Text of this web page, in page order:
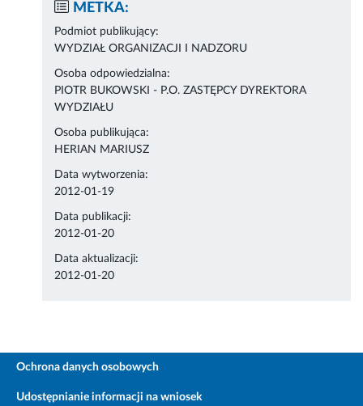
METKA:
Podmiot publikujący:
WYDZIAŁ ORGANIZACJI I NADZORU
Osoba odpowiedzialna:
PIOTR BUKOWSKI - P.O. ZASTĘPCY DYREKTORA
WYDZIAŁU
Osoba publikująca:
HERIAN MARIUSZ
Data wytworzenia:
2012-01-19
Data publikacji:
2012-01-20
Data aktualizacji:
2012-01-20
Ochrona danych osobowych
Udostępnianie informacji na wniosek